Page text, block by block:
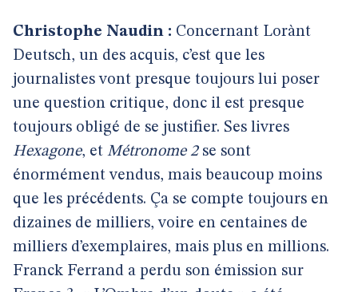
Christophe Naudin : Concernant Lorànt
Deutsch, un des acquis, c’est que les
journalistes vont presque toujours lui poser
une question critique, donc il est presque
toujours obligé de se justifier. Ses livres
Hexagone, et Métronome 2se sont
énormément vendus, mais beaucoup moins
que les précédents. Ça se compte toujours en
dizaines de milliers, voire en centaines de
milliers d’exemplaires, mais plus en millions.
Franck Ferrand a perdu son émission sur